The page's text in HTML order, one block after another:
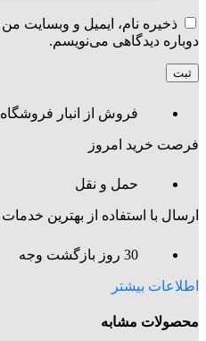
ذخیره نام، ایمیل و وبسایت
دوباره دیدگاهی می‌نویسم.
فروش از انبار فروشگاه
فرصت خرید امروز
حمل و نقل
ارسال با استفاده از بهترین
30 روز بازگشت وجه
اطلاعات بیشتر
محصولات مشابه